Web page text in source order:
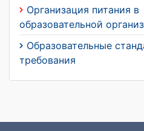
Организация питания в
образовательной
Образовательные
требования